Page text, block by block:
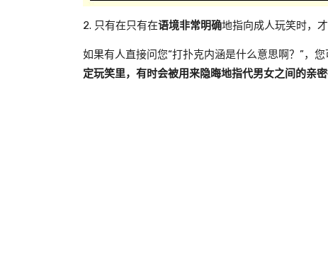
2. 只有在只有在语境非常明确地指向成人玩笑时，
如果有人直接问您“打扑克内涵是什么意思啊？”，您
定玩笑里，有时会被用来隐晦地指代男女之间的亲密